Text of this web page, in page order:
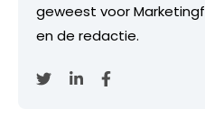
geweest voor
en de redactie.